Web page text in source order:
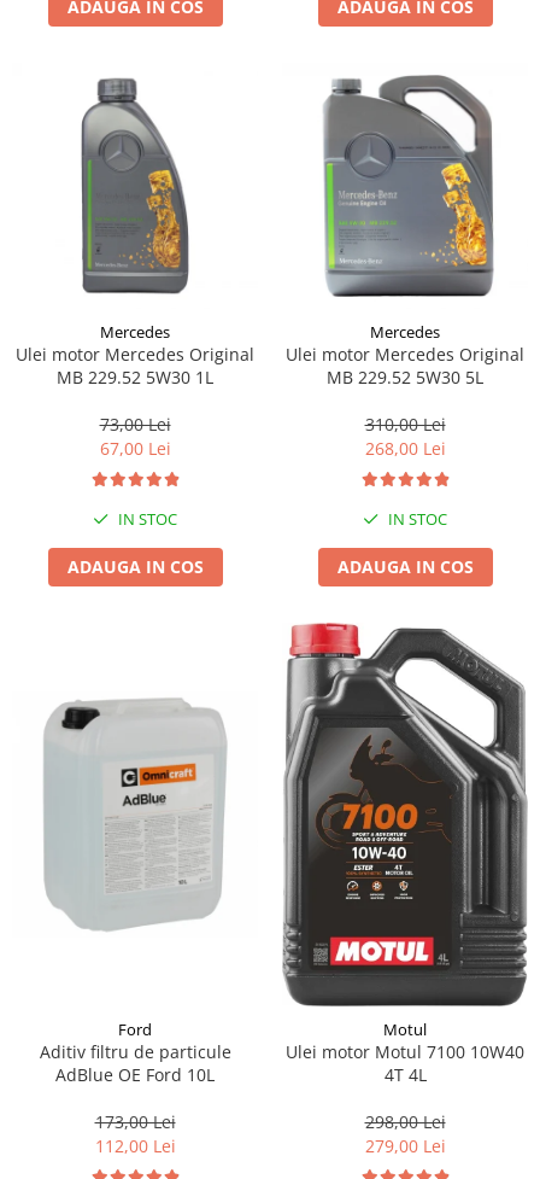
Lichid de frana
Filtre moto
Filtru combustibil
Buson golire ulei
Filtru ulei moto
Filtru aer moto
Intretinere si curatare filtre moto
Intretinere moto
Curatare moto
Covor moto
Genti bagaje moto
Suporti si placi prindere
ADAUGA IN COS ADAUGA IN COS
Mercedes
Ulei motor Mercedes Original
MB 229.52 5W30 1L
73,00 Lei
67,00 Lei
IN STOC
ADAUGA IN COS
Mercedes
Ulei motor Mercedes Original
MB 229.52 5W30 5L
310,00 Lei
268,00 Lei
IN STOC
ADAUGA IN COS
Ford
Aditiv filtru de particule
AdBlue OE Ford 10L
173,00 Lei
112,00 Lei
Motul
Ulei motor Motul 7100 10W40
4T 4L
298,00 Lei
279,00 Lei